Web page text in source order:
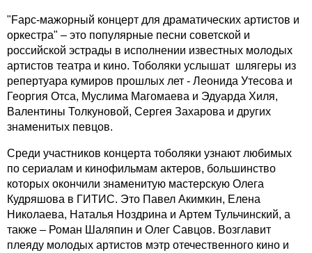
"Fарс-мажорный концерт для драматических артистов и
оркестра" – это популярные песни советской и
российской эстрады в исполнении известных молодых
артистов театра и кино. Тоболяки услышат шлягеры из
репертуара кумиров прошлых лет - Леонида Утесова и
Георгия Отса, Муслима Магомаева и Эдуарда Хиля,
Валентины Толкуновой, Сергея Захарова и других
знаменитых певцов.
Среди участников концерта тоболяки узнают любимых
по сериалам и кинофильмам актеров, большинство
которых окончили знаменитую мастерскую Олега
Кудряшова в ГИТИС. Это Павел Акимкин, Елена
Николаева, Наталья Ноздрина и Артем Тульчинский, а
также – Роман Шаляпин и Олег Савцов. Возглавит
плеяду молодых артистов мэтр отечественного кино и